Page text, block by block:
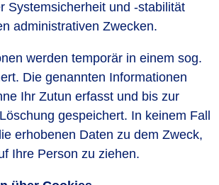
Systemsicherheit und -stabilität
administrativen Zwecken.
werden temporär in einem sog.
Die genannten Informationen
Ihr Zutun erfasst und bis zur
gespeichert. In keinem Fall
erhobenen Daten zu dem Zweck,
Ihre Person zu ziehen.